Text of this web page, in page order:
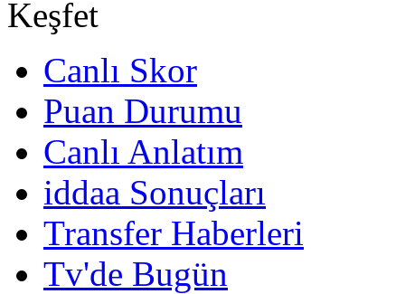
Keşfet
Canlı Skor
Puan Durumu
Canlı Anlatım
iddaa Sonuçları
Transfer Haberleri
Tv'de Bugün